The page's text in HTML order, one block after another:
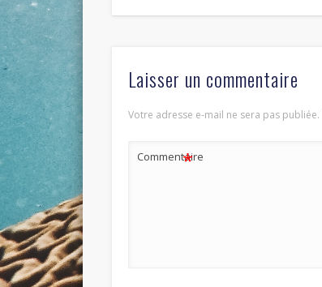
Laisser un commentaire
Votre adresse e-mail ne sera pas publiée.
Commentaire
*